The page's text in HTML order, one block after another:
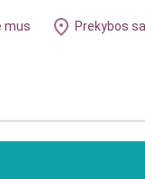
mus Prekybos